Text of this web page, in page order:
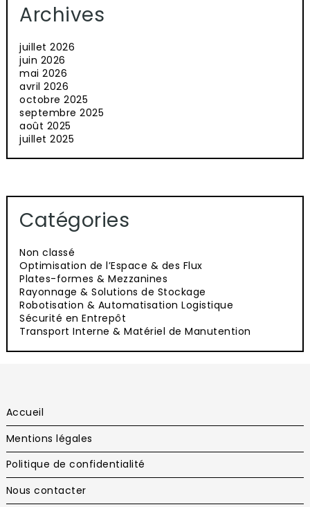
Archives
juillet 2026
juin 2026
mai 2026
avril 2026
octobre 2025
septembre 2025
août 2025
juillet 2025
Catégories
Non classé
Optimisation de l’Espace & des Flux
Plates-formes & Mezzanines
Rayonnage & Solutions de Stockage
Robotisation & Automatisation Logistique
Sécurité en Entrepôt
Transport Interne & Matériel de Manutention
Accueil
Mentions légales
Politique de confidentialité
Nous contacter